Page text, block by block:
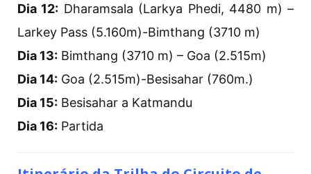
Dia 12: Dharamsala (Larkya Phedi, 4480 m) –
Larkey Pass (5.160m)-Bimthang (3710 m)
Dia 13: Bimthang (3710 m) – Goa (2.515m)
Dia 14: Goa (2.515m)-Besisahar (760m.)
Dia 15: Besisahar a Katmandu
Dia 16: Partida